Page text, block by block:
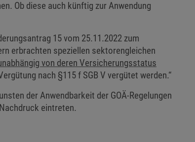
Ob diese auch künftig zur Anwendung
15 vom 25.11.2022 zum
erbrachten speziellen sektorengleichen
von deren Versicherungsstatus
nach §115 f SGB V vergütet werden.“
der Anwendbarkeit der GOÄ-Regelungen
eintreten.